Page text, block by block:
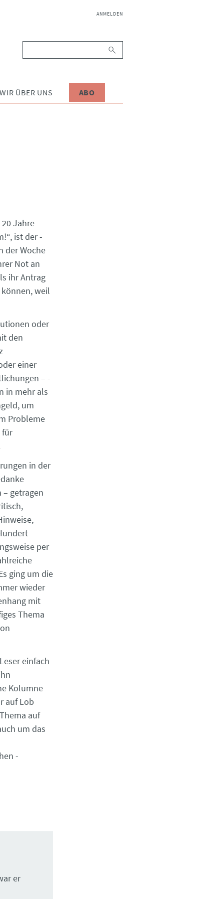
NAVIGATION
ANMELDEN
WIR ÜBER UNS ABO
Jahre
ist der
der Woche
Not an
ihr Antrag
weil
oder
den
einer
–
in mehr als
um
Probleme
für
in der
getragen
per
ging um die
wieder
mit
Thema
­einfach
Kolumne
auf Lob
auf
um das
er